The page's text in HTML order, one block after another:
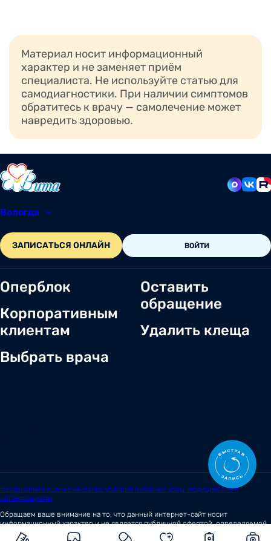
Материал носит информационный
характер и не заменяет приём
специалиста. Не используйте статью для
самодиагностики. При наличии симптомов
обратитесь к врачу — самолечение может
навредить здоровью.
Вологда
ЗАПИСАТЬСЯ ОНЛАЙН ВОЙТИ
Оперблок
Корпоративным
клиентам
Выбрать врача
Оставить
обращение
Удалить клеща
Независимая оценка качества условий оказания услуг медицинскими
организациями
Обращаем ваше внимание на то, что данный интернет-сайт носит
информационный характер и не является публичной офертой, определяемой
положениями
Статьи 437 (2) Гражданского кодекса Российской Федерации.